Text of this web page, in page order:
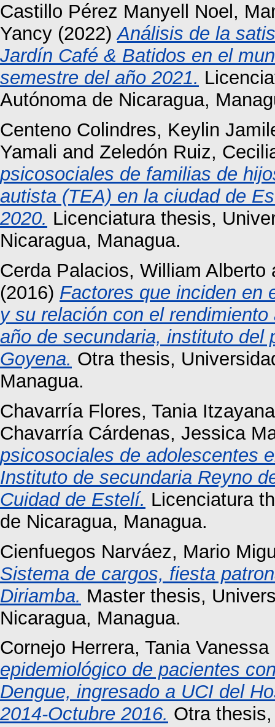
Castillo Pérez Manyell Noel,
Yancy (2022)Análisis de la
Jardín Café & Batidos en el
semestre del año 2021.
Autónoma de Nicaragua,
Centeno Colindres, Keylin
Yamali and Zeledón Ruiz,
psicosociales de familias de
autista (TEA) en la ciudad de
2020. Licenciatura thesis,
Nicaragua, Managua.
Cerda Palacios, William Alberto
(2016) Factores que inciden en
y su relación con el
año de secundaria, instituto del
Goyena. Otra thesis,
Managua.
Chavarría Flores, Tania Itzayana
Chavarría Cárdenas, Jessica
psicosociales de adolescentes
Instituto de secundaria Reyno
Cuidad de Estelí. Licenciatura
de Nicaragua, Managua.
Cienfuegos Narváez, Mario
Sistema de cargos, fiesta
Diriamba. Master thesis,
Nicaragua, Managua.
Cornejo Herrera, Tania Vanessa
epidemiológico de pacientes
Dengue, ingresado a UCI del
2014-Octubre 2016. Otra